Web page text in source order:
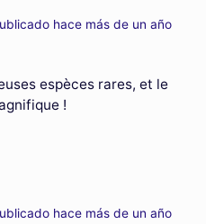
hace más de un año
espèces rares, et le
!
hace más de un año